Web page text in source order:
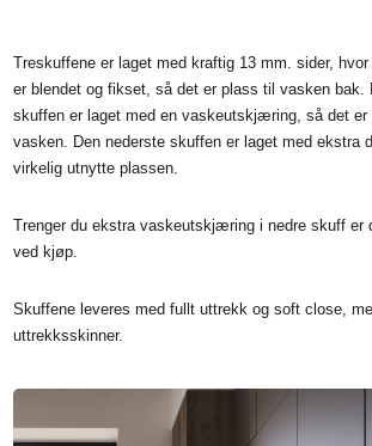
Treskuffene er laget med kraftig 13 mm. sider,
er blendet og fikset, så det er plass til vasken bak.
skuffen er laget med en vaskeutskjæring, så det
vasken. Den nederste skuffen er laget med ekstra
virkelig utnytte plassen.
Trenger du ekstra vaskeutskjæring i nedre skuff er
ved kjøp.
Skuffene leveres med fullt uttrekk og soft close,
uttrekksskinner.